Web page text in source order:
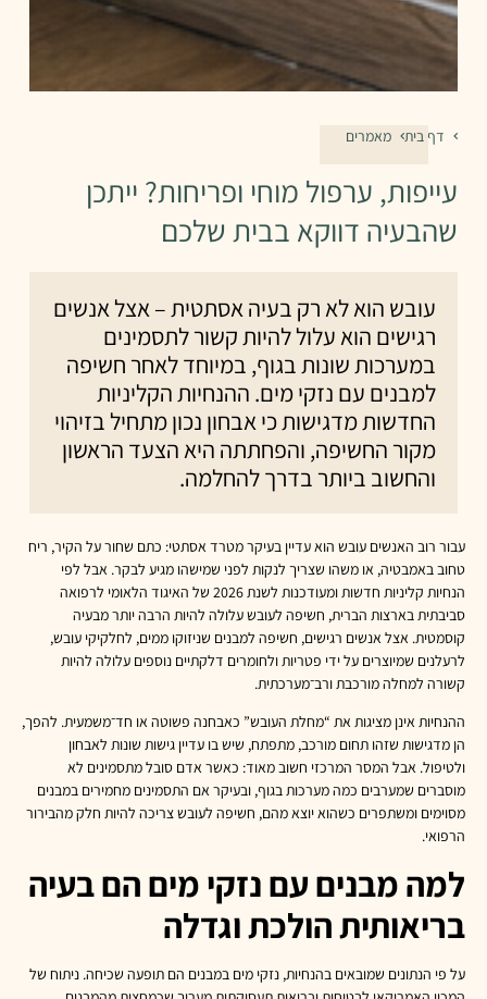
דף בית מאמרים
עייפות, ערפול מוחי ופריחות? ייתכן
שהבעיה דווקא בבית שלכם
עובש הוא לא רק בעיה אסתטית – אצל אנשים
רגישים הוא עלול להיות קשור לתסמינים
במערכות שונות בגוף, במיוחד לאחר חשיפה
למבנים עם נזקי מים. ההנחיות הקליניות
החדשות מדגישות כי אבחון נכון מתחיל בזיהוי
מקור החשיפה, והפחתתה היא הצעד הראשון
והחשוב ביותר בדרך להחלמה.
עבור רוב האנשים עובש הוא עדיין בעיקר מטרד אסתטי: כתם שחור על הקיר, ריח
טחוב באמבטיה, או משהו שצריך לנקות לפני שמישהו מגיע לבקר. אבל לפי
הנחיות קליניות חדשות ומעודכנות לשנת 2026 של האיגוד הלאומי לרפואה
סביבתית בארצות הברית, חשיפה לעובש עלולה להיות הרבה יותר מבעיה
קוסמטית. אצל אנשים רגישים, חשיפה למבנים שניזוקו ממים, לחלקיקי עובש,
לרעלנים שמיוצרים על ידי פטריות ולחומרים דלקתיים נוספים עלולה להיות
קשורה למחלה מורכבת ורב־מערכתית.
ההנחיות אינן מציגות את “מחלת העובש” כאבחנה פשוטה או חד־משמעית. להפך,
הן מדגישות שזהו תחום מורכב, מתפתח, שיש בו עדיין גישות שונות לאבחון
ולטיפול. אבל המסר המרכזי חשוב מאוד: כאשר אדם סובל מתסמינים לא
מוסברים שמערבים כמה מערכות בגוף, ובעיקר אם התסמינים מחמירים במבנים
מסוימים ומשתפרים כשהוא יוצא מהם, חשיפה לעובש צריכה להיות חלק מהבירור
הרפואי.
למה מבנים עם נזקי מים הם בעיה
בריאותית הולכת וגדלה
על פי הנתונים שמובאים בהנחיות, נזקי מים במבנים הם תופעה שכיחה. ניתוח של